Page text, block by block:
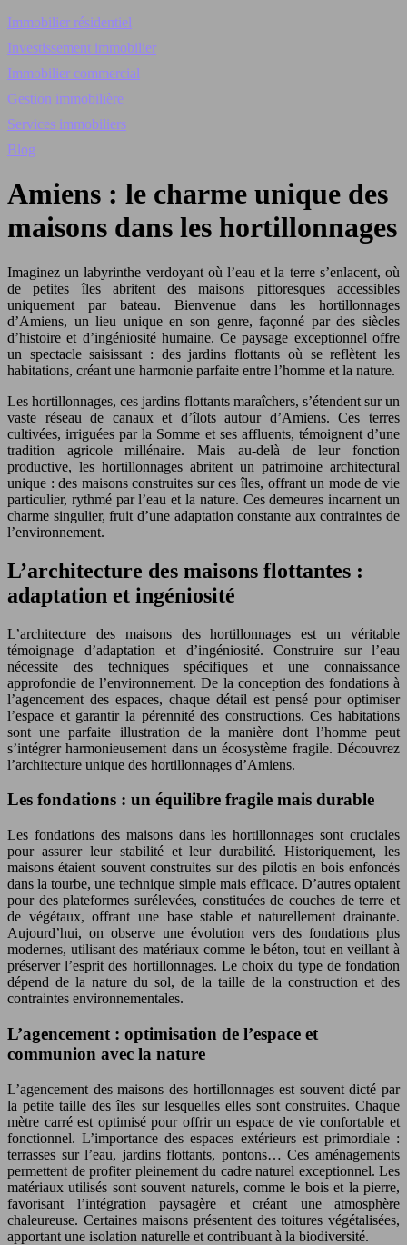
Immobilier résidentiel
Investissement immobilier
Immobilier commercial
Gestion immobilière
Services immobiliers
Blog
Amiens : le charme unique des
maisons dans les hortillonnages
Imaginez un labyrinthe verdoyant où l’eau et la terre s’enlacent, où
de petites îles abritent des maisons pittoresques accessibles
uniquement par bateau. Bienvenue dans les hortillonnages
d’Amiens, un lieu unique en son genre, façonné par des siècles
d’histoire et d’ingéniosité humaine. Ce paysage exceptionnel offre
un spectacle saisissant : des jardins flottants où se reflètent les
habitations, créant une harmonie parfaite entre l’homme et la nature.
Les hortillonnages, ces jardins flottants maraîchers, s’étendent sur un
vaste réseau de canaux et d’îlots autour d’Amiens. Ces terres
cultivées, irriguées par la Somme et ses affluents, témoignent d’une
tradition agricole millénaire. Mais au-delà de leur fonction
productive, les hortillonnages abritent un patrimoine architectural
unique : des maisons construites sur ces îles, offrant un mode de vie
particulier, rythmé par l’eau et la nature. Ces demeures incarnent un
charme singulier, fruit d’une adaptation constante aux contraintes de
l’environnement.
L’architecture des maisons flottantes :
adaptation et ingéniosité
L’architecture des maisons des hortillonnages est un véritable
témoignage d’adaptation et d’ingéniosité. Construire sur l’eau
nécessite des techniques spécifiques et une connaissance
approfondie de l’environnement. De la conception des fondations à
l’agencement des espaces, chaque détail est pensé pour optimiser
l’espace et garantir la pérennité des constructions. Ces habitations
sont une parfaite illustration de la manière dont l’homme peut
s’intégrer harmonieusement dans un écosystème fragile. Découvrez
l’architecture unique des hortillonnages d’Amiens.
Les fondations : un équilibre fragile mais durable
Les fondations des maisons dans les hortillonnages sont cruciales
pour assurer leur stabilité et leur durabilité. Historiquement, les
maisons étaient souvent construites sur des pilotis en bois enfoncés
dans la tourbe, une technique simple mais efficace. D’autres optaient
pour des plateformes surélevées, constituées de couches de terre et
de végétaux, offrant une base stable et naturellement drainante.
Aujourd’hui, on observe une évolution vers des fondations plus
modernes, utilisant des matériaux comme le béton, tout en veillant à
préserver l’esprit des hortillonnages. Le choix du type de fondation
dépend de la nature du sol, de la taille de la construction et des
contraintes environnementales.
L’agencement : optimisation de l’espace et
communion avec la nature
L’agencement des maisons des hortillonnages est souvent dicté par
la petite taille des îles sur lesquelles elles sont construites. Chaque
mètre carré est optimisé pour offrir un espace de vie confortable et
fonctionnel. L’importance des espaces extérieurs est primordiale :
terrasses sur l’eau, jardins flottants, pontons… Ces aménagements
permettent de profiter pleinement du cadre naturel exceptionnel. Les
matériaux utilisés sont souvent naturels, comme le bois et la pierre,
favorisant l’intégration paysagère et créant une atmosphère
chaleureuse. Certaines maisons présentent des toitures végétalisées,
apportant une isolation naturelle et contribuant à la biodiversité.